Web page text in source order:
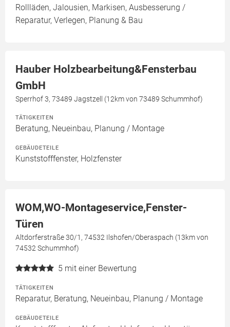
Rollläden, Jalousien, Markisen, Ausbesserung /
Reparatur, Verlegen, Planung & Bau
Hauber Holzbearbeitung&Fensterbau
GmbH
Sperrhof 3, 73489 Jagstzell (12km von 73489 Schummhof)
TÄTIGKEITEN
Beratung, Neueinbau, Planung / Montage
GEBÄUDETEILE
Kunststofffenster, Holzfenster
WOM,WO-Montageservice,Fenster-
Türen
Altdorferstraße 30/1, 74532 Ilshofen/Oberaspach (13km von
74532 Schummhof)
5 mit einer Bewertung
TÄTIGKEITEN
Reparatur, Beratung, Neueinbau, Planung / Montage
GEBÄUDETEILE